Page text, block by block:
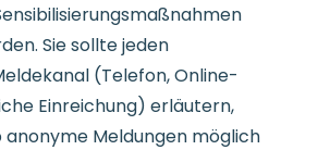
Sie sollte jeden
(Telefon, Online-
Einreichung) erläutern,
Meldungen möglich